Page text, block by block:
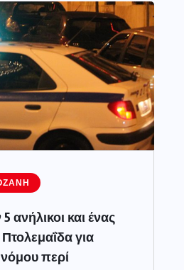
ανήλικοι και ένας
για
περί